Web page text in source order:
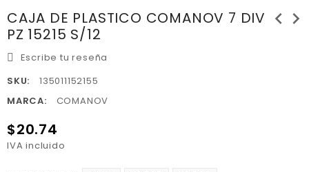
CAJA DE PLASTICO COMANOV 7 DIV
PZ 15215 S/12
chevron_left chevron_right
Escribe tu reseña
SKU:
135011152155
MARCA:
COMANOV
$20.74
IVA incluido